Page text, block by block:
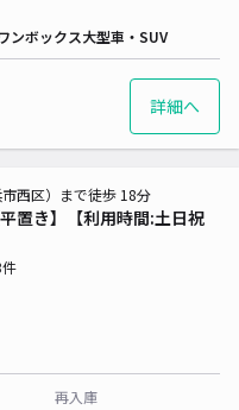
ンボックス大型車・SUV
詳細へ
置き】【利用時間:土日祝
西区）まで徒歩 18分
再入庫